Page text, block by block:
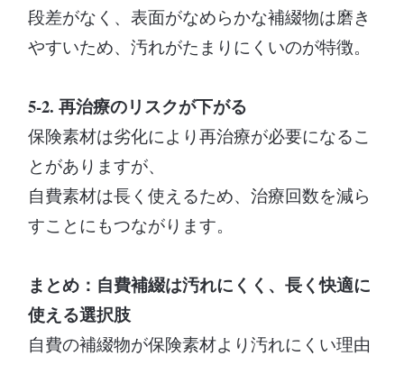
段差がなく、表面がなめらかな補綴物は磨き
やすいため、汚れがたまりにくいのが特徴。
5-2. 再治療のリスクが下がる
保険素材は劣化により再治療が必要になるこ
とがありますが、
自費素材は長く使えるため、治療回数を減ら
すことにもつながります。
まとめ：自費補綴は汚れにくく、長く快適に
使える選択肢
自費の補綴物が保険素材より汚れにくい理由